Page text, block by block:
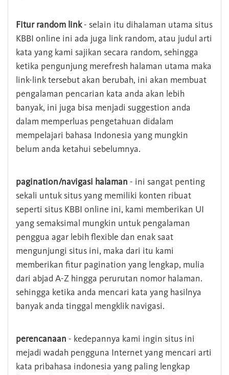
Fitur random link- selain itu dihalaman utama situs
KBBI online ini ada juga link random, atau judul arti
kata yang kami sajikan secara random, sehingga
ketika pengunjung merefresh halaman utama maka
link-link tersebut akan berubah, ini akan membuat
pengalaman pencarian kata anda akan lebih
banyak, ini juga bisa menjadi suggestion anda
dalam memperluas pengetahuan didalam
mempelajari bahasa Indonesia yang mungkin
belum anda ketahui sebelumnya.
pagination/navigasi halaman - ini sangat penting
sekali untuk situs yang memiliki konten ribuat
seperti situs KBBI online ini, kami memberikan UI
yang semaksimal mungkin untuk pengalaman
penggua agar lebih flexible dan enak saat
mengunjungi situs ini, maka dari itu kami
memberikan fitur pagination yang lengkap, mulia
dari abjad A-Z hingga perurutan nomor halaman.
sehingga ketika anda mencari kata yang hasilnya
banyak anda tinggal mengklik navigasi.
perencanaan - kedepannya kami ingin situs ini
mejadi wadah pengguna Internet yang mencari arti
kata pribahasa indonesia yang paling lengkap